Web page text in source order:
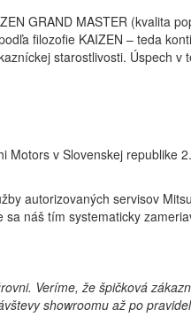
GRAND MASTER (kvalita
filozofie KAIZEN – teda
starostlivosti. Úspech
v Slovenskej republike
autorizovaných servisov
náš tím systematicky
Veríme, že špičková
showroomu až po